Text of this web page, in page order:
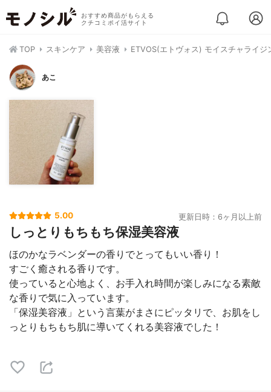
おすすめ商品がもらえる
クチコミポイ活サイト
TOP スキンケア 美容液 ETVOS(エトヴォス) モイスチャライジ
あこ
5.00 更新日時：6ヶ月以上前
しっとりもちもち保湿美容液
ほのかなラベンダーの香りでとってもいい香り！
すごく癒される香りです。
使っていると心地よく、お手入れ時間が楽しみになる素敵
な香りで気に入っています。
「保湿美容液」という言葉がまさにピッタリで、お肌をし
っとりもちもち肌に導いてくれる美容液でした！